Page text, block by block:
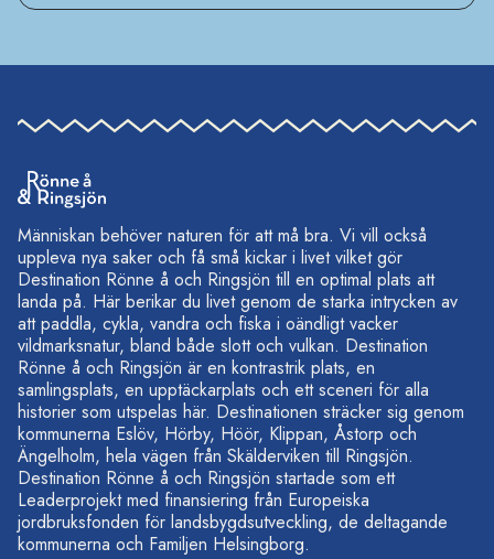
Människan behöver naturen för att må bra. Vi vill också
uppleva nya saker och få små kickar i livet vilket gör
Destination Rönne å och Ringsjön till en optimal plats att
landa på. Här berikar du livet genom de starka intrycken av
att paddla, cykla, vandra och fiska i oändligt vacker
vildmarksnatur, bland både slott och vulkan. Destination
Rönne å och Ringsjön är en kontrastrik plats, en
samlingsplats, en upptäckarplats och ett sceneri för alla
historier som utspelas här. Destinationen sträcker sig genom
kommunerna Eslöv, Hörby, Höör, Klippan, Åstorp och
Ängelholm, hela vägen från Skälderviken till Ringsjön.
Destination Rönne å och Ringsjön startade som ett
Leaderprojekt med finansiering från Europeiska
jordbruksfonden för landsbygdsutveckling, de deltagande
kommunerna och Familjen Helsingborg.